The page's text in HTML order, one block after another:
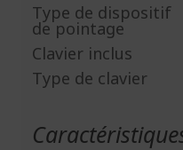
Type de dispositif
de pointage
Clavier inclus
Type de clavier